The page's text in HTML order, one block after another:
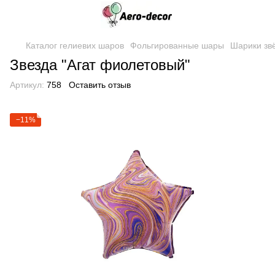
Каталог гелиевих шаров Фольгированные шары Шарики
Звезда "Агат фиолетовый"
Артикул: 758 Оставить отзыв
−11%